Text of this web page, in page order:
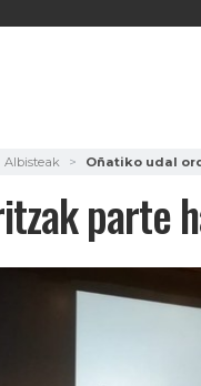
Albisteak Oñatiko udal
parte